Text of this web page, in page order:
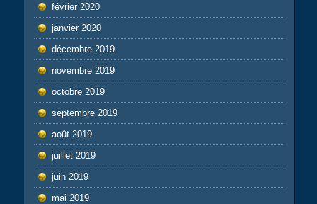
février 2020
janvier 2020
décembre 2019
novembre 2019
octobre 2019
septembre 2019
août 2019
juillet 2019
juin 2019
mai 2019